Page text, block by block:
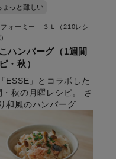
ょっと難しい
フォーミー ３Ｌ（210レシ
ハンバーグ（1週間
・秋）
ESSE」とコラボした
・秋の月曜レシピ。 さ
和風のハンバーグで